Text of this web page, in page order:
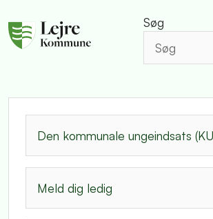
Søg
Den kommunale ungeindsats
Meld dig ledig